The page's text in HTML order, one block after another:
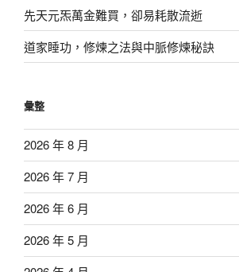
先天元炁萬金難買，卻易耗散流逝
道家睡功，修煉之法與中脈修煉秘訣
彙整
2026 年 8 月
2026 年 7 月
2026 年 6 月
2026 年 5 月